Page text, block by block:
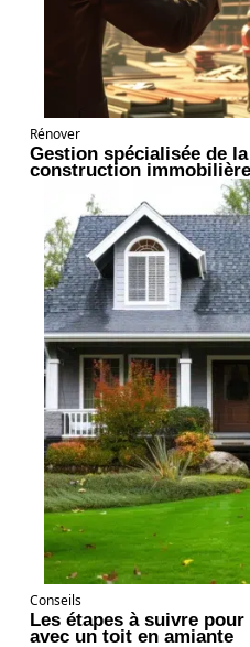
Rénover
Gestion spécialisée de
construction immobilière
Conseils
Les étapes à suivre
avec un toit en amiante